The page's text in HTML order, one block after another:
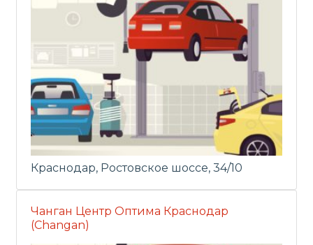
Краснодар, Ростовское шоссе, 34/10
Чанган Центр Оптима Краснодар
(Changan)